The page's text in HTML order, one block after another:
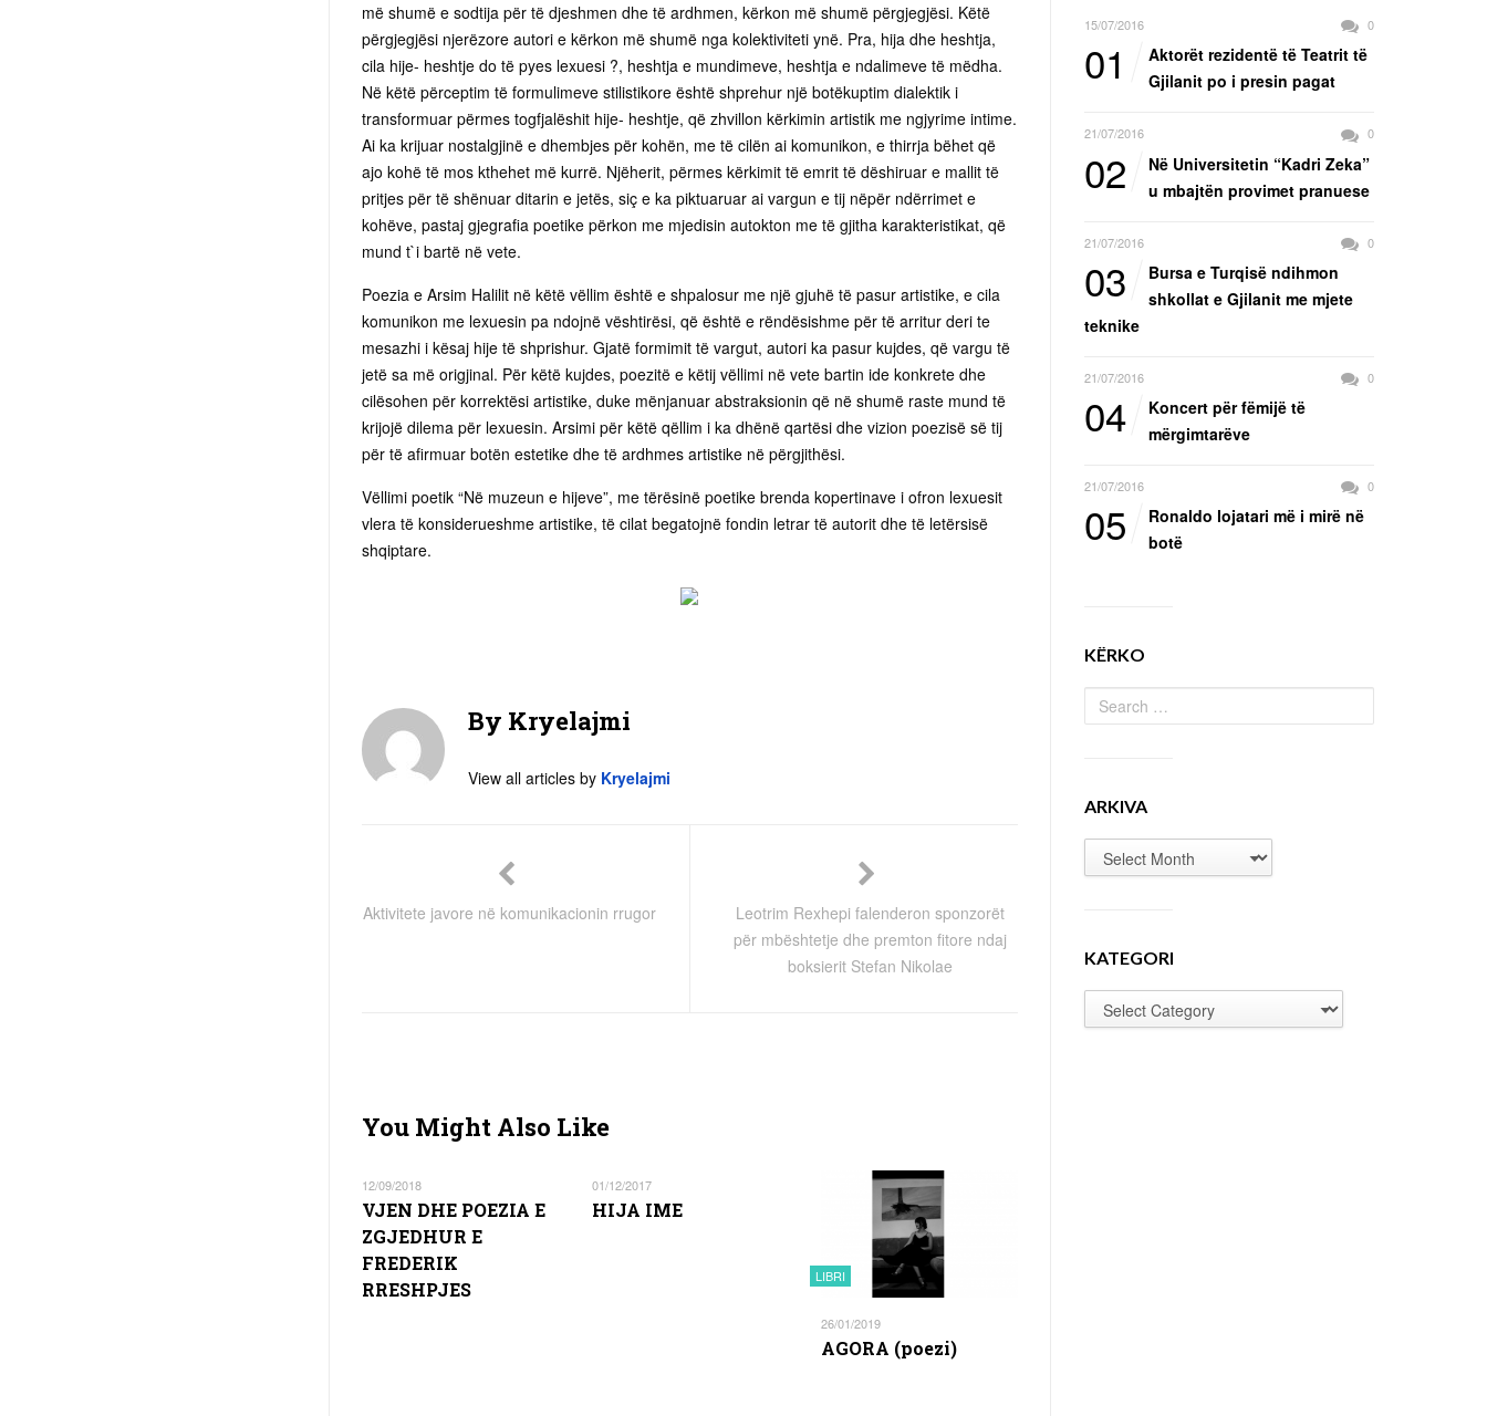
më shumë e sodtija për të djeshmen dhe të ardhmen, kërkon më shumë përgjegjësi. Këtë
përgjegjësi njerëzore autori e kërkon më shumë nga kolektiviteti ynë. Pra, hija dhe heshtja,
cila hije- heshtje do të pyes lexuesi ?, heshtja e mundimeve, heshtja e ndalimeve të mëdha.
Në këtë përceptim të formulimeve stilistikore është shprehur një botëkuptim dialektik i
transformuar përmes togfjalëshit hije- heshtje, që zhvillon kërkimin artistik me ngjyrime intime.
Ai ka krijuar nostalgjinë e dhembjes për kohën, me të cilën ai komunikon, e thirrja bëhet që
ajo kohë të mos kthehet më kurrë. Njëherit, përmes kërkimit të emrit të dëshiruar e mallit të
pritjes për të shënuar ditarin e jetës, siç e ka piktuaruar ai vargun e tij nëpër ndërrimet e
kohëve, pastaj gjegrafia poetike përkon me mjedisin autokton me të gjitha karakteristikat, që
mund t`i bartë në vete.
Poezia e Arsim Halilit në këtë vëllim është e shpalosur me një gjuhë të pasur artistike, e cila
komunikon me lexuesin pa ndojnë vështirësi, që është e rëndësishme për të arritur deri te
mesazhi i kësaj hije të shprishur. Gjatë formimit të vargut, autori ka pasur kujdes, që vargu të
jetë sa më origjinal. Për këtë kujdes, poezitë e këtij vëllimi në vete bartin ide konkrete dhe
cilësohen për korrektësi artistike, duke mënjanuar abstraksionin që në shumë raste mund të
krijojë dilema për lexuesin. Arsimi për këtë qëllim i ka dhënë qartësi dhe vizion poezisë së tij
për të afirmuar botën estetike dhe të ardhmes artistike në përgjithësi.
Vëllimi poetik “Në muzeun e hijeve”, me tërësinë poetike brenda kopertinave i ofron lexuesit
vlera të konsiderueshme artistike, të cilat begatojnë fondin letrar të autorit dhe të letërsisë
shqiptare.
By Kryelajmi
View all articles by Kryelajmi
Aktivitete javore në komunikacionin rrugor
Leotrim Rexhepi falenderon sponzorët
për mbështetje dhe premton fitore ndaj
boksierit Stefan Nikolae
You Might Also Like
12/09/2018
VJEN DHE POEZIA E
ZGJEDHUR E
FREDERIK
RRESHPJES
01/12/2017
HIJA IME
LIBRI
26/01/2019
AGORA (poezi)
15/07/2016 0
01
Aktorët rezidentë të Teatrit të
Gjilanit po i presin pagat
21/07/2016 0
02
Në Universitetin “Kadri Zeka”
u mbajtën provimet pranuese
21/07/2016 0
03
Bursa e Turqisë ndihmon
shkollat e Gjilanit me mjete
teknike
21/07/2016 0
04
Koncert për fëmijë të
mërgimtarëve
21/07/2016 0
05
Ronaldo lojatari më i mirë në
botë
KËRKO
ARKIVA
KATEGORI